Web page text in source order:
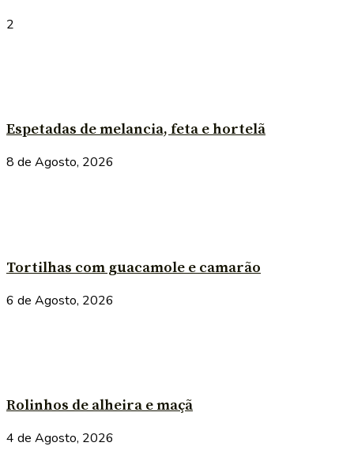
2
Espetadas de melancia, feta e hortelã
8 de Agosto, 2026
Tortilhas com guacamole e camarão
6 de Agosto, 2026
Rolinhos de alheira e maçã
4 de Agosto, 2026